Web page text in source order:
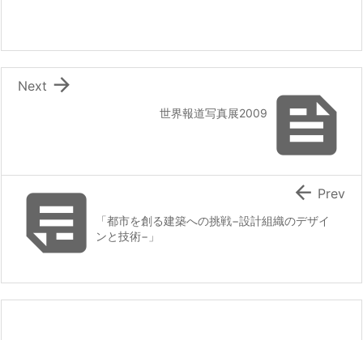

世界報道写真展2009

Next

「都市を創る建築への挑戦−設計組織のデザイ
ンと技術−」
 Prev